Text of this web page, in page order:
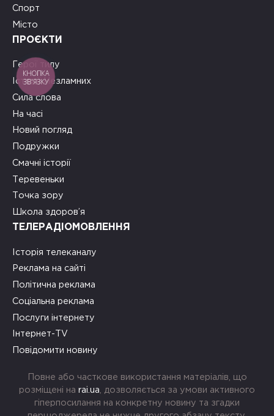
Спорт
Місто
ПРОЄКТИ
Герої тилу
Історії Незламних
Сила слова
На часі
Новий погляд
Подружки
Смачні історії
Теревеньки
Точка зору
Школа здоров’я
ТЕЛЕРАДІОМОВЛЕННЯ
Історія телеканалу
Реклама на сайті
Політична реклама
Соціальна реклама
Послуги інтернету
Інтернет-TV
Повідомити новину
Повне або часткове використання матеріалів, що
розміщені на rai.ua , дозволяється за умови активного
гіперпосилання на конкретну новину та згадки
КНОПКА
ЗВ'ЯЗКУ